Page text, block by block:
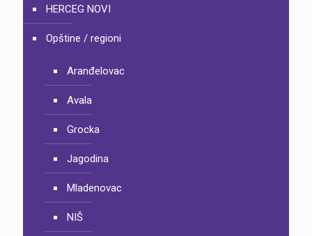
HERCEG NOVI
Opštine / regioni
Aranđelovac
Avala
Grocka
Jagodina
Mladenovac
NIŠ